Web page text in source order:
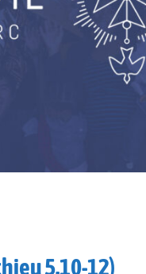
5.10-12)